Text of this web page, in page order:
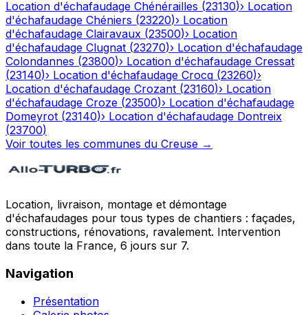
Location d'échafaudage Chénérailles (23130)› Location
d'échafaudage Chéniers (23220)› Location
d'échafaudage Clairavaux (23500)› Location
d'échafaudage Clugnat (23270)› Location d'échafaudage
Colondannes (23800)› Location d'échafaudage Cressat
(23140)› Location d'échafaudage Crocq (23260)›
Location d'échafaudage Crozant (23160)› Location
d'échafaudage Croze (23500)› Location d'échafaudage
Domeyrot (23140)› Location d'échafaudage Dontreix
(23700)
Voir toutes les communes du Creuse →
Location, livraison, montage et démontage
d'échafaudages pour tous types de chantiers : façades,
constructions, rénovations, ravalement. Intervention
dans toute la France, 6 jours sur 7.
Navigation
Présentation